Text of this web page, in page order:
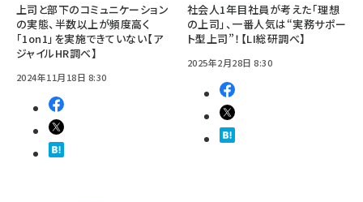
上司と部下のコミュニケーション
の実態、半数以上が頻度高く
「1on1」を実施できていない【ア
ジャイルHR調べ】
2024年11月18日 8:30
社会人1年目社員が考えた「理想
の上司」、一番人気は“実務サポー
ト型上司”！【LI総研調べ】
2025年2月28日 8:30